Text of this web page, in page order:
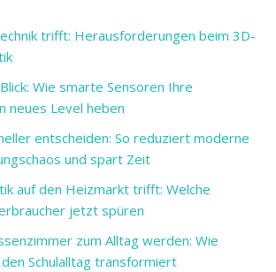
trifft: Herausforderungen beim 3D-
Wie smarte Sensoren Ihre
neues Level heben
entscheiden: So reduziert moderne
und spart Zeit
auf den Heizmarkt trifft: Welche
jetzt spüren
zum Alltag werden: Wie
Schulalltag transformiert